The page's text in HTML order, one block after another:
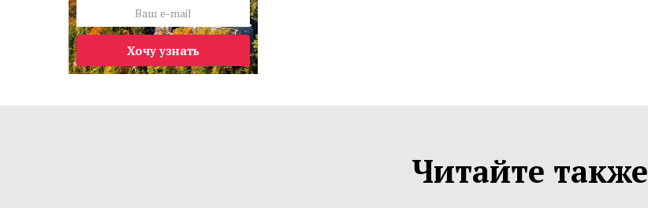
Хочу узнать
Читайте также